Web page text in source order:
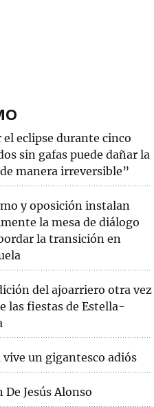
eclipse durante cinco
sin gafas puede dañar la
manera irreversible”
y oposición instalan
la mesa de diálogo
la transición en
del ajoarriero otra vez
las fiestas de Estella-
vive un gigantesco adiós
De Jesús Alonso